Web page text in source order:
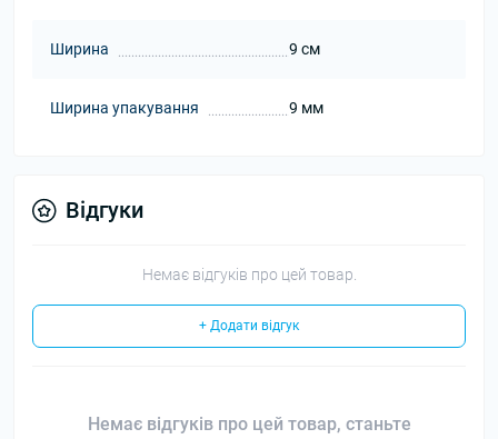
Ширина 9 см
Ширина упакування 9 мм
Відгуки
Немає відгуків про цей товар.
+ Додати відгук
Немає відгуків про цей товар, станьте